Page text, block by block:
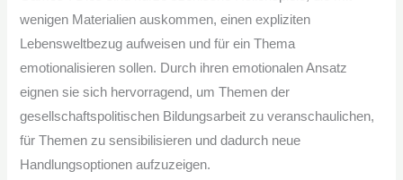
wenigen Materialien auskommen, einen expliziten
Lebensweltbezug aufweisen und für ein Thema
emotionalisieren sollen. Durch ihren emotionalen Ansatz
eignen sie sich hervorragend, um Themen der
gesellschaftspolitischen Bildungsarbeit zu veranschaulichen,
für Themen zu sensibilisieren und dadurch neue
Handlungsoptionen aufzuzeigen.